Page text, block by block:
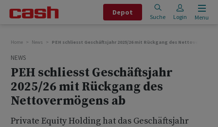
Depot
Suche Login Menu
Home News PEH schliesst Geschäftsjahr 2025/26 mit Rückgang des
NEWS
PEH schliesst Geschäftsjahr
2025/26 mit Rückgang des
Nettovermögens ab
Private Equity Holding hat das Geschäftsjahr